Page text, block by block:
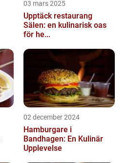
03 mars 2025
Upptäck restaurang
Sälen: en kulinarisk oas
för he...
02 december 2024
Hamburgare i
Bandhagen: En Kulinär
Upplevelse